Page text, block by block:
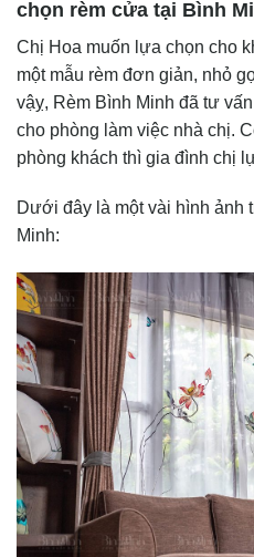
chọn rèm cửa tại Bình
Chị Hoa muốn lựa chọn cho
một mẫu rèm đơn giản, nhỏ
vậỵ, Rèm Bình Minh đã tư vấn
cho phòng làm việc nhà chị.
phòng khách thì gia đình chị
Dưới đây là một vài hình ảnh
Minh: